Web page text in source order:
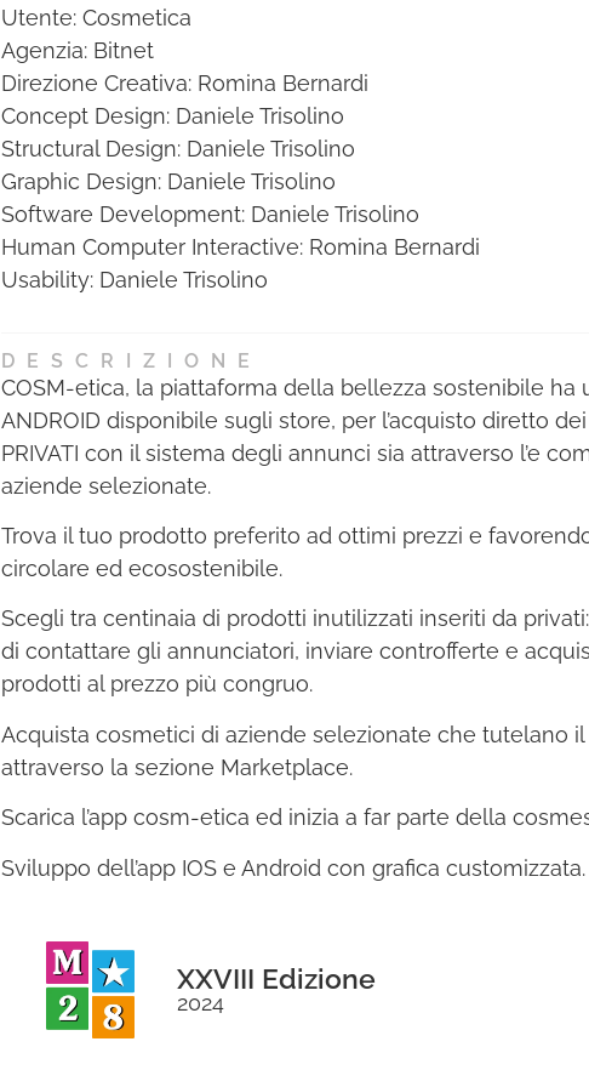
l’engagement dell’utente in modi
Questo premio evidenzia
l’importanza delle applicazioni
mobile come strumenti
essenziali per la navigazione
nella vita di tutti i giorni,
incoraggiando gli sviluppatori a
continuare a spingere i confini
Secondo Classificato in questa
categoria rappresenta
l’eccellenza nell’innovazione
delle app, offrendo una soluzione
che non solo risponde alle
esigenze attuali ma che è anche
proiettata verso il futuro
diploma cartaceo e alla
persona premiata nell’albo dei
migliori professionisti dell’anno,
inserito nell’Annual cartaceo
Mediastars.
Utente: Cosmetica
Agenzia: Bitnet
Direzione Creativa: Romina Bernardi
Concept Design: Daniele Trisolino
Structural Design: Daniele Trisolino
Graphic Design: Daniele Trisolino
Software Development: Daniele Trisolino
Human Computer Interactive: Romina Bernardi
Usability: Daniele Trisolino
DESCRIZIONE
COSM-etica, la piattaforma della bellezza sostenibile ha
ANDROID disponibile sugli store, per l’acquisto diretto
PRIVATI con il sistema degli annunci sia attraverso l’e
aziende selezionate.
Trova il tuo prodotto preferito ad ottimi prezzi e
circolare ed ecosostenibile.
Scegli tra centinaia di prodotti inutilizzati inseriti da
di contattare gli annunciatori, inviare controfferte e
prodotti al prezzo più congruo.
Acquista cosmetici di aziende selezionate che tutelano il
attraverso la sezione Marketplace.
Scarica l’app cosm-etica ed inizia a far parte della
Sviluppo dell’app IOS e Android con grafica customizzata.
XXVIII Edizione
2024